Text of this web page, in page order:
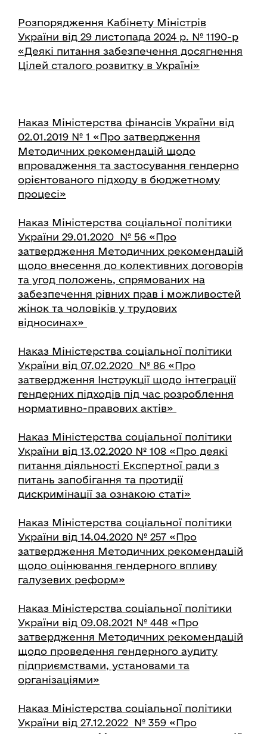
Розпорядження Кабінету Міністрів
України від 29 листопада 2024 р. № 1190-р
«Деякі питання забезпечення досягнення
Цілей сталого розвитку в Україні»
Наказ Міністерства фінансів України від
02.01.2019 № 1 «Про затвердження
Методичних рекомендацій щодо
впровадження та застосування гендерно
орієнтованого підходу в бюджетному
процесі»
Наказ Міністерства соціальної політики
України 29.01.2020 № 56 «Про
затвердження Методичних рекомендацій
щодо внесення до колективних договорів
та угод положень, спрямованих на
забезпечення рівних прав і можливостей
жінок та чоловіків у трудових
відносинах»
Наказ Міністерства соціальної політики
України від 07.02.2020 № 86 «Про
затвердження Інструкції щодо інтеграції
гендерних підходів під час розроблення
нормативно-правових актів»
Наказ Міністерства соціальної політики
України від 13.02.2020 № 108 «Про деякі
питання діяльності Експертної ради з
питань запобігання та протидії
дискримінації за ознакою статі»
Наказ Міністерства соціальної політики
України від 14.04.2020 № 257 «Про
затвердження Методичних рекомендацій
щодо оцінювання гендерного впливу
галузевих реформ»
Наказ Міністерства соціальної політики
України від 09.08.2021 № 448 «Про
затвердження Методичних рекомендацій
щодо проведення гендерного аудиту
підприємствами, установами та
організаціями»
Наказ Міністерства соціальної політики
України від 27.12.2022 № 359 «Про